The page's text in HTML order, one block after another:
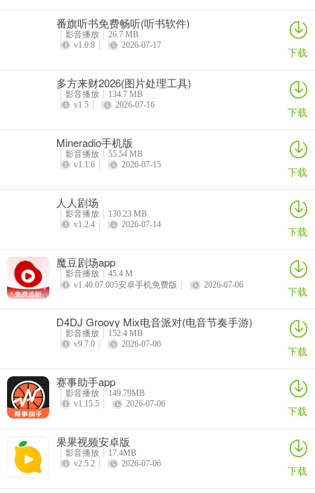
新增加了3款唇色！轻松打造自然染唇效果！
新上线了2种缩短中庭的修容效果。
美白功能更新!
无论冷皮/暖皮都可以更加自然的提亮肤色哦。
无需担心时长，自由拍摄视频! 最长可以拍摄30分钟哦
B612咔叽相机又名B612美颜相机，这是国内非常火爆的一款美颜自
拍神器，B612咔叽功能强大，包括了自拍、美颜、时髦贴纸、品质滤
叽安卓最新版加入了AR场景技术,可以制造梦幻般,神秘的等亦真亦幻
的背景.各种模板,贴纸,表情包,滤镜,各种修图功能一应俱全
去启动广告、去更新提示弹窗
番旗听书免费畅听(听书软件)
影音播放
26.7 MB
v1.0.8
2026-07-17 下载
多方来财2026(图片处理工具)
影音播放
134.7 MB
v1.5
2026-07-16 下载
Mineradio手机版
影音播放
55.54 MB
v1.1.6
2026-07-15 下载
人人剧场
影音播放
130.23 MB
v1.2.4
2026-07-14 下载
魔豆剧场app
影音播放
45.4 M
v1.40.07.005安卓手机免费版
2026-07-06 下载
D4DJ Groovy Mix电音派对(电音节奏手游)
影音播放
152.4 MB
v9.7.0
2026-07-06 下载
赛事助手app
影音播放
149.79MB
v1.15.5
2026-07-06 下载
果果视频安卓版
影音播放
17.4MB
v2.5.2
2026-07-06 下载